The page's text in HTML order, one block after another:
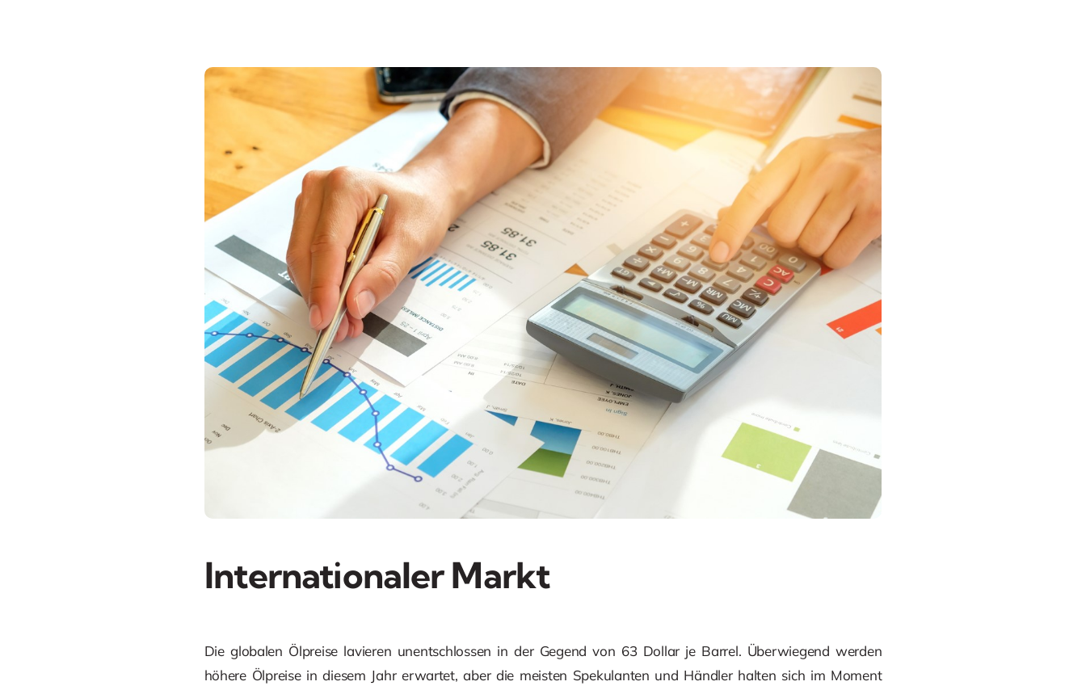
Internationaler Markt
Die globalen Ölpreise lavieren unentschlossen in der Gegend von 63 Dollar je Barrel. Überwiegend werden
höhere Ölpreise in diesem Jahr erwartet, aber die meisten Spekulanten und Händler halten sich im Moment